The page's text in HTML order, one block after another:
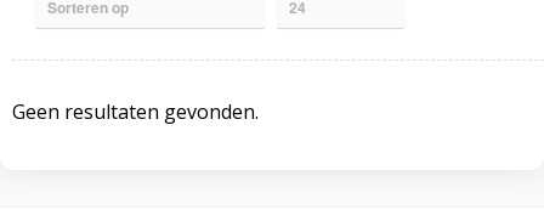
Geen resultaten gevonden.